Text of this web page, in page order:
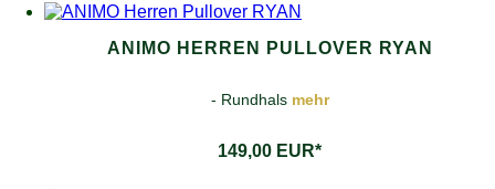
ANIMO HERREN PULLOVER RYAN
- Rundhals mehr
149,00 EUR*